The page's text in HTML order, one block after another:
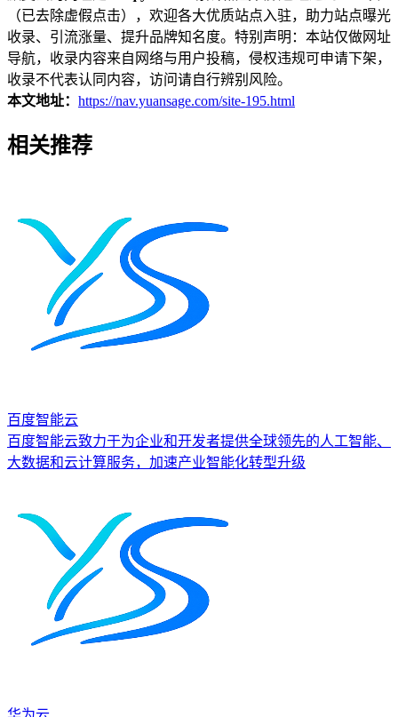
（已去除虚假点击），欢迎各大优质站点入驻，助力站点曝光
收录、引流涨量、提升品牌知名度。特别声明：本站仅做网址
导航，收录内容来自网络与用户投稿，侵权违规可申请下架，
收录不代表认同内容，访问请自行辨别风险。
本文地址： https://nav.yuansage.com/site-195.html
相关推荐
百度智能云
百度智能云致力于为企业和开发者提供全球领先的人工智能、
大数据和云计算服务，加速产业智能化转型升级